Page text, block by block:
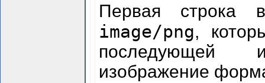
Первая строка
image/png,
последующей
изображение